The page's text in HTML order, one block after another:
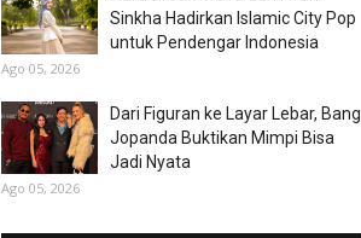
Sinkha Hadirkan Islamic City Pop
untuk Pendengar Indonesia
Ago 05, 2026
Dari Figuran ke Layar Lebar, Bang
Jopanda Buktikan Mimpi Bisa
Jadi Nyata
Ago 05, 2026